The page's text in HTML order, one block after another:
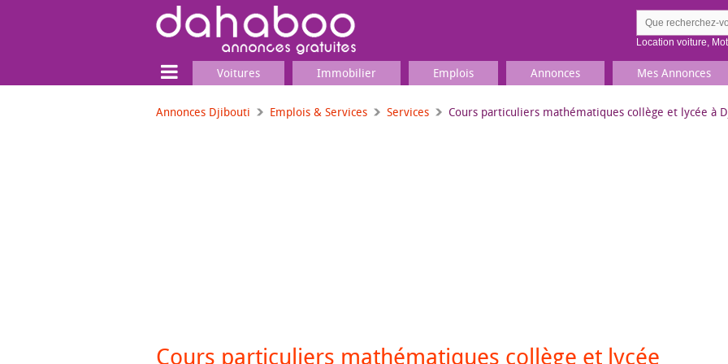
Location voiture,
Voitures Immobilier Emplois Annonces Mes Annonces
Annonces Djibouti Emplois & Services Services Cours particuliers mathématiques collège et lycée à
Cours particuliers mathématiques collège et lycée